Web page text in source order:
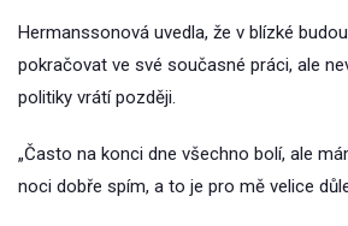
Hermanssonová uvedla, že v blízké
pokračovat ve své současné práci, ale
politiky vrátí později.
„Často na konci dne všechno bolí, ale
noci dobře spím, a to je pro mě velice